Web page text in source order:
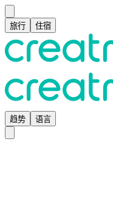
旅行 住宿
趋势 语言